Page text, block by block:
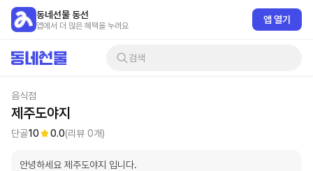
동네선물 동선
앱에서 더 많은 혜택을 누려요
앱 열기
검색
음식점
제주도야지
단골10 0.0(리뷰 0개)
안녕하세요 제주도야지 입니다.